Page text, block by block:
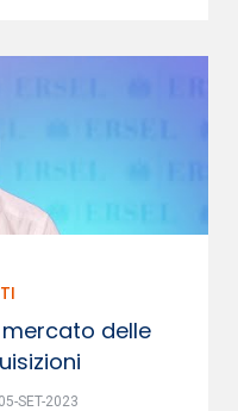
delle
SET-2023